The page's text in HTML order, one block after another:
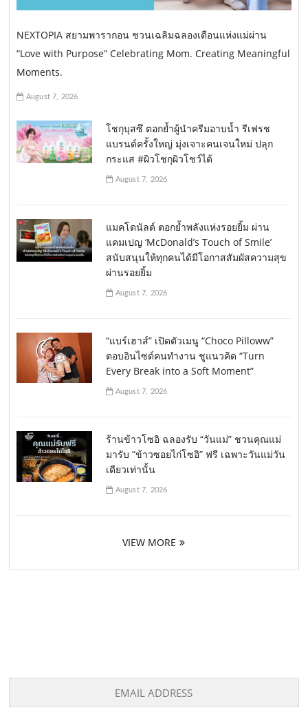
NEXTOPIA สยามพารากอน ชวนเฉลิมฉลองเดือนแห่งแม่ผ่าน
“Love with Purpose” Celebrating Mom. Creating Meaningful
Moments.
August 7, 2026
โชกุบุสซึ ตอกย้ำผู้นำครีมอาบน้ำ รีเฟรช
แบรนด์ครั้งใหญ่ มุ่งเจาะคนเจนใหม่ ปลุก
กระแส #ผิวโชกุผิวโชว์ได้
August 7, 2026
แมคโดนัลด์ ตอกย้ำพลังแห่งรอยยิ้ม ผ่าน
แคมเปญ ‘McDonald’s Touch of Smile’
สนับสนุนให้ทุกคนได้มีโอกาสสัมผัสความสุข
ผ่านรอยยิ้ม
August 7, 2026
“แบร์เฮาส์” เปิดตัวเมนู “Choco Pilloww”
ตอบอินไซด์คนทำงาน ชูแนวคิด “Turn
Every Break into a Soft Moment”
August 7, 2026
ร้านข้าวโซอิ ฉลองรับ “วันแม่” ชวนคุณแม่
มารับ “ข้าวซอยไก่โซอิ” ฟรี เฉพาะวันแม่วัน
เดียวเท่านั้น
August 7, 2026
VIEW MORE